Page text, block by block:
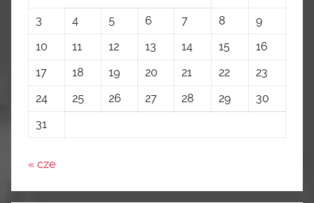
3
4 5 6 7 8
9
10
11 12 13 14 15
16
17
18 19 20 21 22
23
24
25 26 27 28 29
30
31
« cze